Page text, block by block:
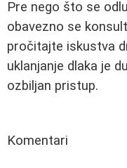
Pre nego što se
obavezno se
pročitajte iskustva
uklanjanje dlaka je
ozbiljan pristup.
Komentari